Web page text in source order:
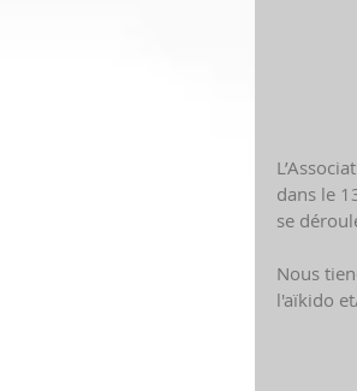
dans le
se
Nous
l'aïkido